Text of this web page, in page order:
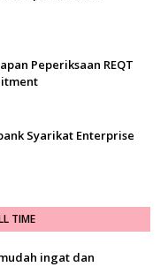
Peperiksaan REQT
Syarikat Enterprise
TIME
mudah ingat dan